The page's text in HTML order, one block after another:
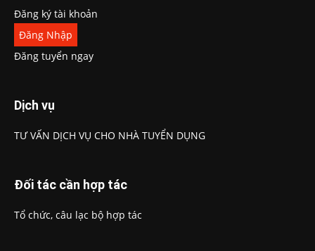
Đăng ký tài khoản
Đăng Nhập
Đăng tuyển ngay
Dịch vụ
TƯ VẤN DỊCH VỤ CHO NHÀ TUYỂN DỤNG
Đối tác cần hợp tác
Tổ chức, câu lạc bộ hợp tác